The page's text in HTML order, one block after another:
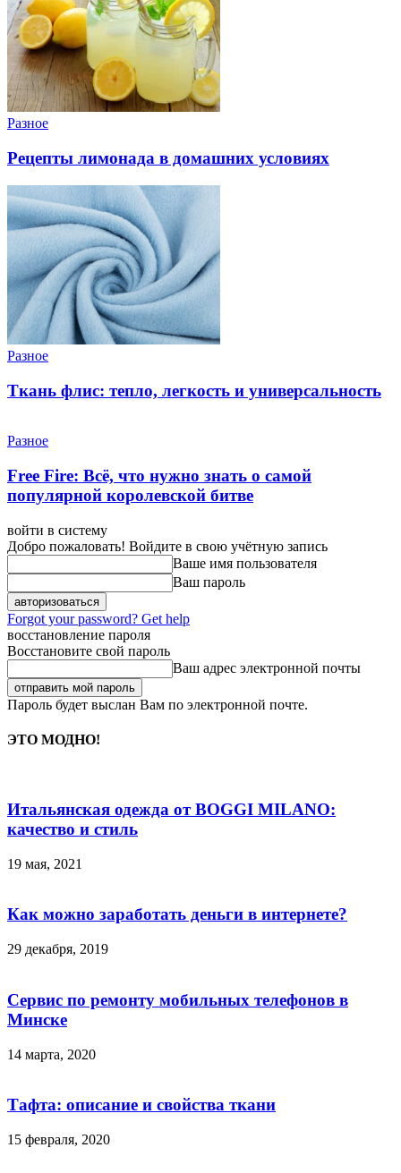
Разное
Рецепты лимонада в домашних условиях
Разное
Ткань флис: тепло, легкость и универсальность
Разное
Free Fire: Всё, что нужно знать о самой
популярной королевской битве
войти в систему
Добро пожаловать! Войдите в свою учётную запись
Ваше имя пользователя
Ваш пароль
Forgot your password? Get help
восстановление пароля
Восстановите свой пароль
Ваш адрес электронной почты
Пароль будет выслан Вам по электронной почте.
ЭТО МОДНО!
Итальянская одежда от BOGGI MILANO:
качество и стиль
19 мая, 2021
Как можно заработать деньги в интернете?
29 декабря, 2019
Сервис по ремонту мобильных телефонов в
Минске
14 марта, 2020
Тафта: описание и свойства ткани
15 февраля, 2020